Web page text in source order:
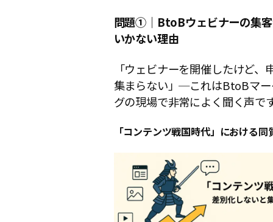
問題①｜BtoBウェビナーの集
いかない理由
「ウェビナーを開催したけど、
集まらない」─これはBtoBマー
グの現場で非常によく聞く声で
「コンテンツ戦国時代」における同